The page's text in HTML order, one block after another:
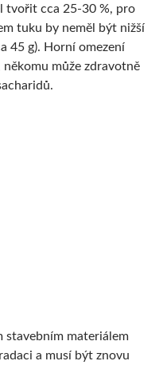
tvořit cca 25-30 %, pro
tuku by neměl být nižší
45 g). Horní omezení
může zdravotně
stavebním materiálem
a musí být znovu